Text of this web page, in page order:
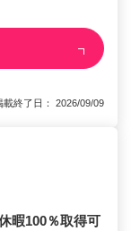
終了日： 2026/09/09
暇100％取得可